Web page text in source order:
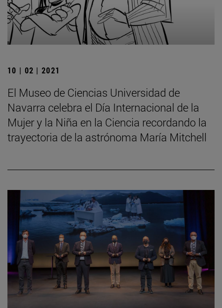
10 | 02 | 2021
El Museo de Ciencias Universidad de
Navarra celebra el Día Internacional de la
Mujer y la Niña en la Ciencia recordando la
trayectoria de la astrónoma María Mitchell